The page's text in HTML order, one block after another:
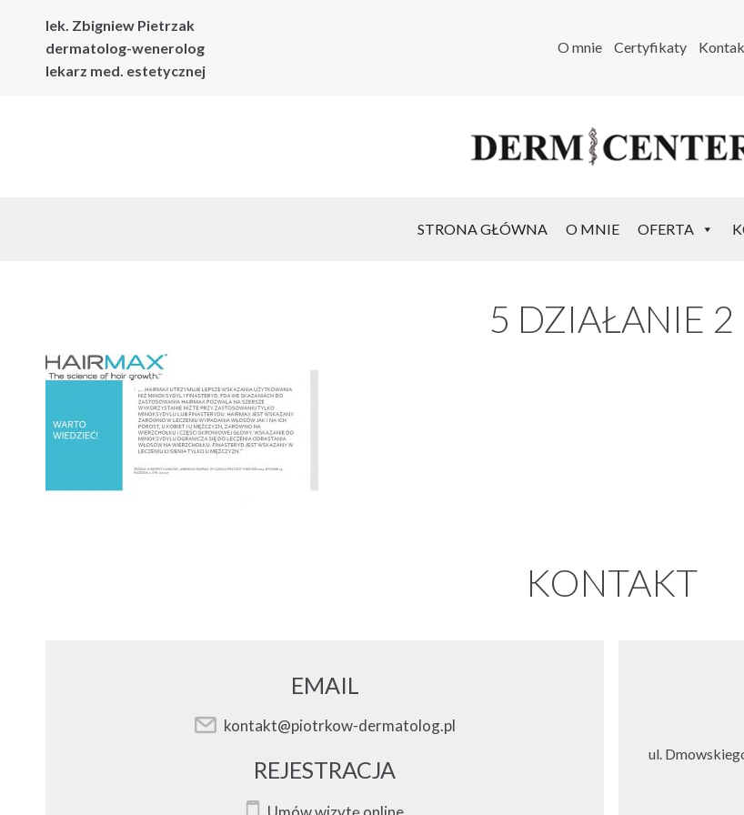
lek. Zbigniew Pietrzak
dermatolog-wenerolog
lekarz med. estetycznej
O mnie Certyfikaty
STRONA GŁÓWNA O MNIE OFERTA
5 DZIAŁANIE 2
KONTAKT
EMAIL
kontakt@piotrkow-dermatolog.pl
REJESTRACJA
ul.